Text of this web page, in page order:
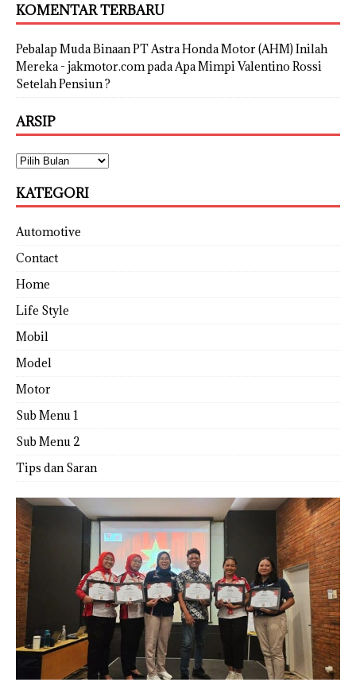
KOMENTAR TERBARU
Pebalap Muda Binaan PT Astra Honda Motor (AHM) Inilah
Mereka - jakmotor.compadaApa Mimpi Valentino Rossi
Setelah Pensiun ?
ARSIP
KATEGORI
Automotive
Contact
Home
Life Style
Mobil
Model
Motor
Sub Menu 1
Sub Menu 2
Tips dan Saran